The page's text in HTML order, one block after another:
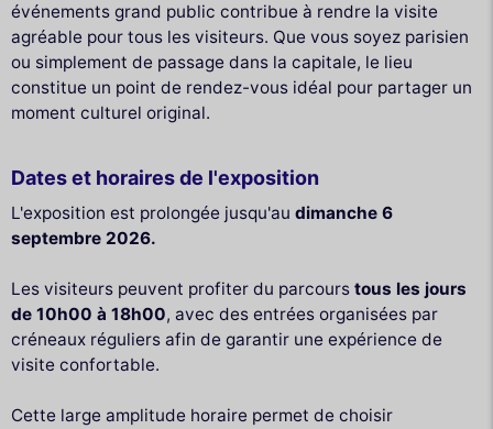
événements grand public contribue à rendre la visite
agréable pour tous les visiteurs. Que vous soyez parisien
ou simplement de passage dans la capitale, le lieu
constitue un point de rendez-vous idéal pour partager un
moment culturel original.
Dates et horaires de l'exposition
L'exposition est prolongée jusqu'au dimanche 6
septembre 2026.
Les visiteurs peuvent profiter du parcours tous les jours
de 10h00 à 18h00, avec des entrées organisées par
créneaux réguliers afin de garantir une expérience de
visite confortable.
Cette large amplitude horaire permet de choisir